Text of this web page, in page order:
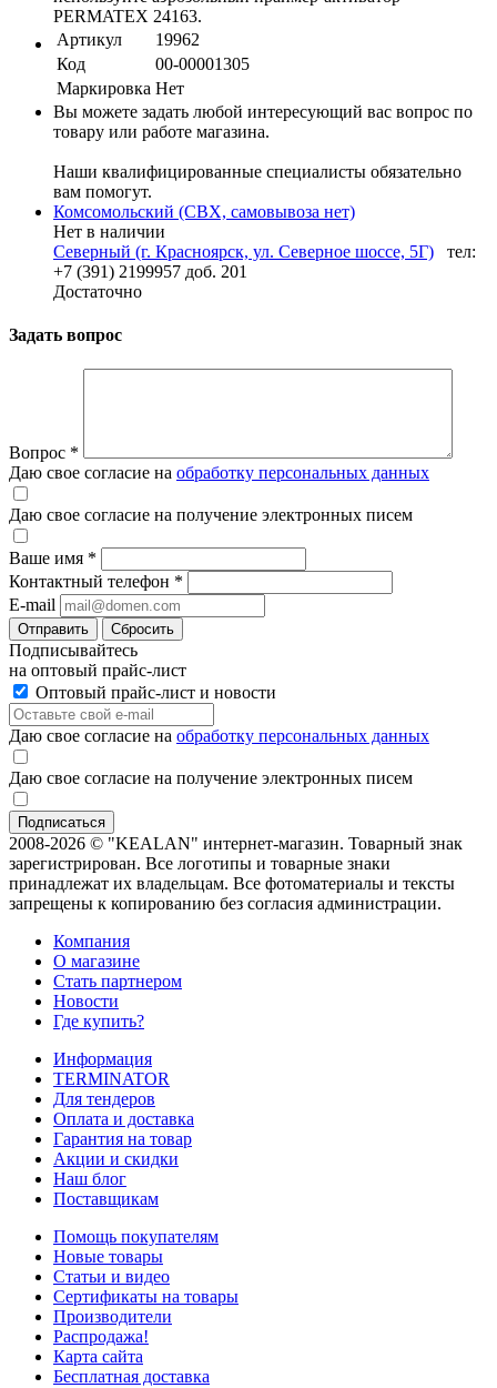
PERMATEX 24163.
Артикул
19962
Код
00-00001305
Маркировка Нет
Вы можете задать любой интересующий вас вопрос по
товару или работе магазина.
Наши квалифицированные специалисты обязательно
вам помогут.
Комсомольский (СВХ, самовывоза нет)
Нет в наличии
Северный (г. Красноярск, ул. Северное шоссе, 5Г)
тел:
+7 (391) 2199957 доб. 201
Достаточно
Задать вопрос
Вопрос *
Даю свое согласие на обработку персональных данных
Даю свое согласие на получение электронных писем
Ваше имя *
Контактный телефон *
E-mail
Отправить Сбросить
Подписывайтесь
на оптовый прайс-лист
Оптовый прайс-лист и новости
Даю свое согласие на обработку персональных данных
Даю свое согласие на получение электронных писем
2008-2026 © "KEALAN" интернет-магазин. Товарный знак
зарегистрирован. Все логотипы и товарные знаки
принадлежат их владельцам. Все фотоматериалы и тексты
запрещены к копированию без согласия администрации.
Компания
О магазине
Стать партнером
Новости
Где купить?
Информация
TERMINATOR
Для тендеров
Оплата и доставка
Гарантия на товар
Акции и скидки
Наш блог
Поставщикам
Помощь покупателям
Новые товары
Статьи и видео
Сертификаты на товары
Производители
Распродажа!
Карта сайта
Бесплатная доставка